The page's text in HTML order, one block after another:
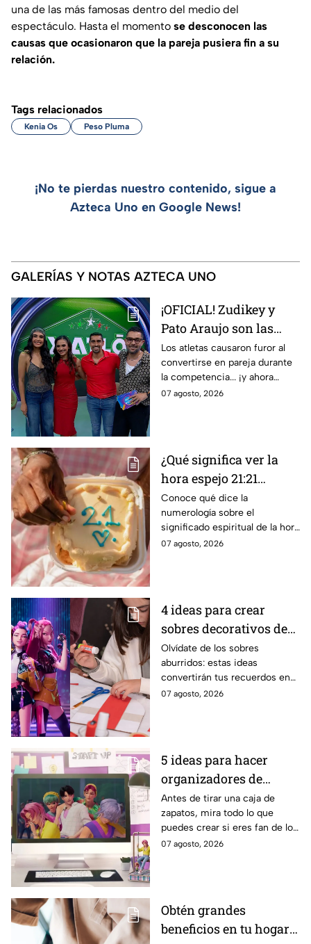
una de las más famosas dentro del medio del
espectáculo. Hasta el momento se desconocen las
causas que ocasionaron que la pareja pusiera fin a su
relación.
Tags relacionados
Kenia Os Peso Pluma
¡No te pierdas nuestro contenido, sigue a
Azteca Uno en Google News!
GALERÍAS Y NOTAS AZTECA UNO
¡OFICIAL! Zudikey y
Pato Araujo son las
primeras leyendas
CONFIRMADAS para la
décima temporada de
Exatlón México
Los atletas causaron furor al
convertirse en pareja durante
la competencia... ¡y ahora
vuelven a ella cuatro años
07 agosto, 2026
¿Qué significa ver la
hora espejo 21:21
constantemente según
la numerología?
Conoce qué dice la
numerología sobre el
significado espiritual de la hora
espejo 21:21, un mensaje
07 agosto, 2026
4 ideas para crear
sobres decorativos de
Huntrix para guardar
cartas y stickers
Olvídate de los sobres
aburridos: estas ideas
convertirán tus recuerdos en
un accesorio digno de una fan
07 agosto, 2026
5 ideas para hacer
organizadores de
escritorio inspirados
en los Saja Boys con
cartón reciclado
Antes de tirar una caja de
zapatos, mira todo lo que
puedes crear si eres fan de los
chicos de KPop Demon
07 agosto, 2026
Obtén grandes
beneficios en tu hogar